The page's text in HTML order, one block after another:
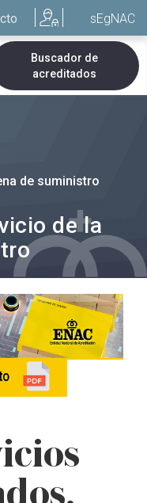
sEgNAC
Buscador de
acreditados
de suministro
de la